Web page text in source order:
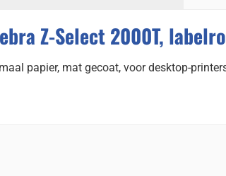
Z-Select 2000T,
papier, mat gecoat, voor desktop-